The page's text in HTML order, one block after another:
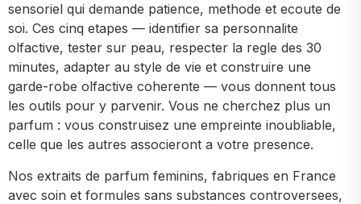
sensoriel qui demande patience, methode et ecoute de
soi. Ces cinq etapes — identifier sa personnalite
olfactive, tester sur peau, respecter la regle des 30
minutes, adapter au style de vie et construire une
garde-robe olfactive coherente — vous donnent tous
les outils pour y parvenir. Vous ne cherchez plus un
parfum : vous construisez une empreinte inoubliable,
celle que les autres associeront a votre presence.
Nos extraits de parfum feminins, fabriques en France
avec soin et formules sans substances controversees,